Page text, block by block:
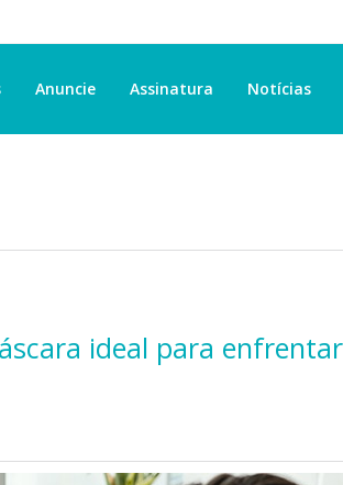
Anuncie Assinatura Notícias
ideal para